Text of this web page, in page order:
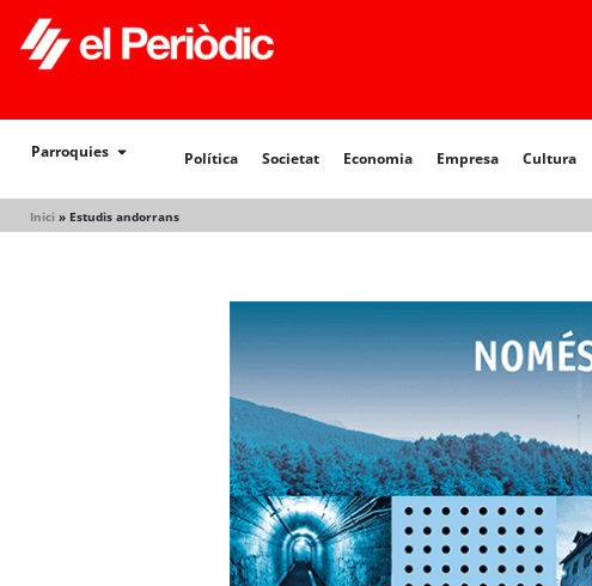
Parroquies Política Societat Economia Empresa Cultura
Inici » Estudis andorrans
Política Societat